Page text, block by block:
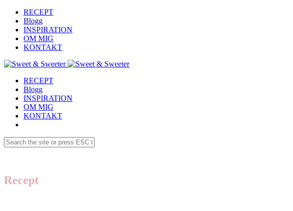
RECEPT
Blogg
INSPIRATION
OM MIG
KONTAKT
RECEPT
Blogg
INSPIRATION
OM MIG
KONTAKT
Recept